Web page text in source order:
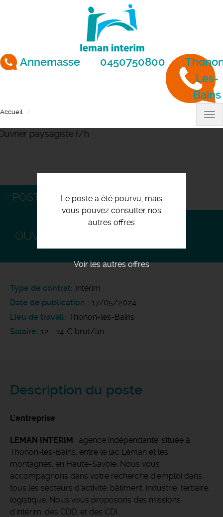
Annemasse 0450750800
Les-
Bains
Accueil
Le poste a été pourvu, mais
vous pouvez consulter nos
autres offres
Voir les autres offres
POSTULEZ
OUVRIER PAYSAGISTE F/H
Type de contrat Intérim
Date de publication
17/05/2024
Lieu de travail Thonon-les-Bains
Salaire 12 - 14 € brut/an
Description du poste
L'entreprise
LEMAN INTERIM, agence indépendante, située à
Thonon-les-Bains, entre le lac Léman et les
montagnes, en Haute-Savoie. Nous vous
accompagnons dans votre recherche d'emploi dans
tous les secteurs d'activité, bâtiment, industrie, tertiaire,
logistique. Nous vous proposons des missions
d'intérim, des CDD, et des CDI.